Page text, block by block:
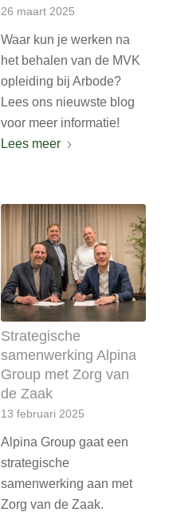
26 maart 2025
Waar kun je werken na
het behalen van de MVK
opleiding bij Arbode?
Lees ons nieuwste blog
voor meer informatie!
Lees meer
Strategische
samenwerking Alpina
Group met Zorg van
de Zaak
13 februari 2025
Alpina Group gaat een
strategische
samenwerking aan met
Zorg van de Zaak.